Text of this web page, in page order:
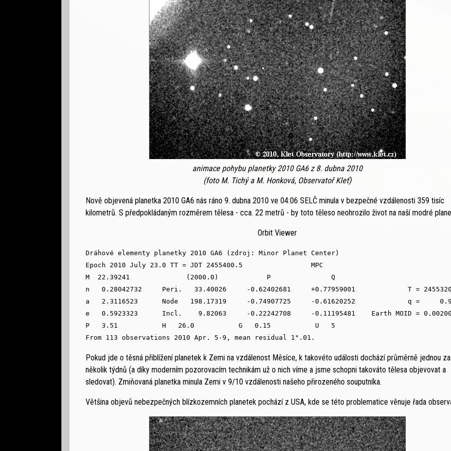
animace pohybu planetky 2010 GA6 z 8. dubna 2010
(foto M. Tichý a M. Honková, Observatoř Kleť)
Nově objevená planetka 2010 GA6 nás ráno 9. dubna 2010 ve 04:06 SELČ minula v bezpečné vzdálenosti 359 tisíc
kilometrů. S předpokládaným rozměrem tělesa - cca. 22 metrů - by toto těleso neohrozilo život na naší modré
Orbit Viewer
Dráhové elementy planetky 2010 GA6 (zdroj: Minor Planet Center)
Epoch 2010 July 23.0 TT = JDT 2455400.5                 MPC
M  22.39241              (2000.0)            P               Q
n   0.28042732     Peri.   33.40026     -0.62402681     +0.77959001             T =
a   2.3116523      Node   198.17319     -0.74907725     -0.61620252             q =
e   0.5923323      Incl.    9.82063     -0.22242708     -0.11195481    Earth MOID = 0.00200
P   3.51           H   26.0           G   0.15           U   5
Pokud jde o těsná přiblížení planetek k Zemi na vzdálenost Měsíce, k takovéto události dochází průměrně jednou za
několik týdnů (a díky moderním pozorovacím technikám už o nich víme a jsme schopni takováto tělesa objevovat a
sledovat). Zmiňovaná planetka minula Zemi v 9/10 vzdálenosti našeho přirozeného souputníka.
Většina objevů nebezpečných blízkozemních planetek pochází z USA, kde se této problematice věnuje řada